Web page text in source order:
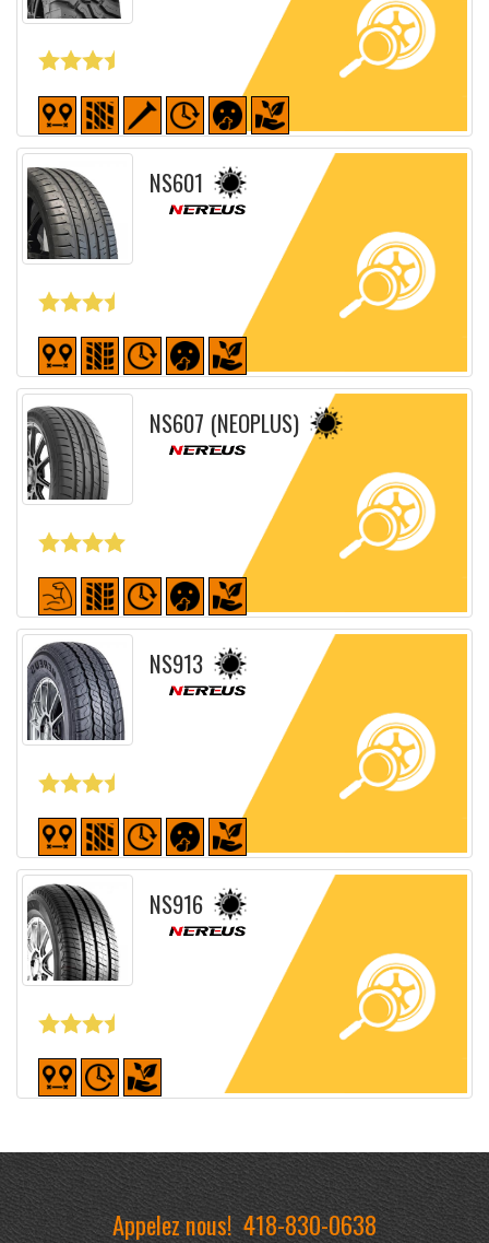
Fiche détaillée
NS601
Fiche détaillée
NS607 (NEOPLUS)
Fiche détaillée
NS913
Fiche détaillée
NS916
Appelez nous!418-830-0638